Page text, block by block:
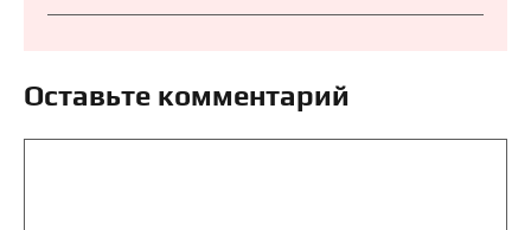
Оставьте комментарий